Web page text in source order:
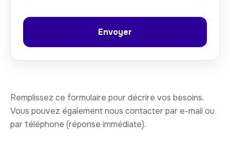
Remplissez ce formulaire pour décrire vos besoins.
Vous pouvez également nous contacter par e-mail ou
par téléphone (réponse immédiate).